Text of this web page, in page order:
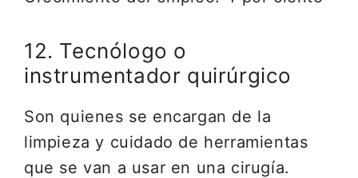
12. Tecnólogo o
instrumentador quirúrgico
Son quienes se encargan de la
limpieza y cuidado de herramientas
que se van a usar en una cirugía.